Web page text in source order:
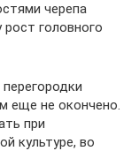
черепа
головного
еще не окончено.
при
культуре, во